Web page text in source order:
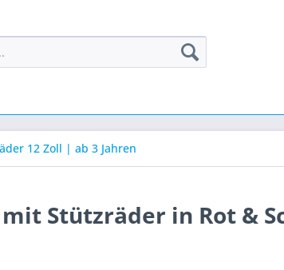
12 Zoll | ab 3 Jahren
Stützräder in Rot &